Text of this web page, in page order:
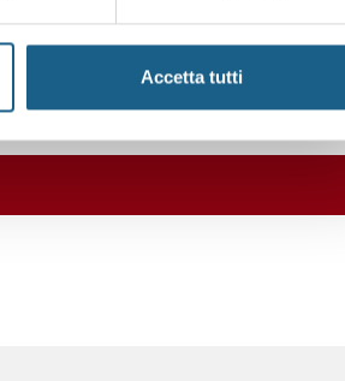
Accetta tutti